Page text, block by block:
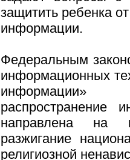
защитить ребенка
информации.
Федеральным
информационных
распространение
направлена на
разжигание
религиозной